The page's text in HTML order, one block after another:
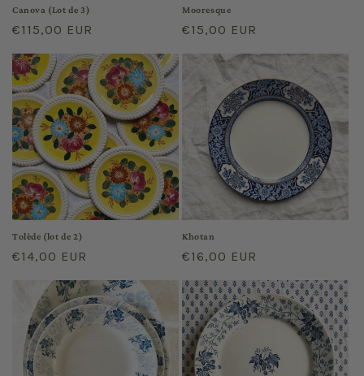
Canova (Lot de 3)
Regular
€115,00 EUR
Mooresque
Regular
€15,00 EUR
Tolède (lot de 2)
Regular
€14,00 EUR
Khotan
Regular
€16,00 EUR